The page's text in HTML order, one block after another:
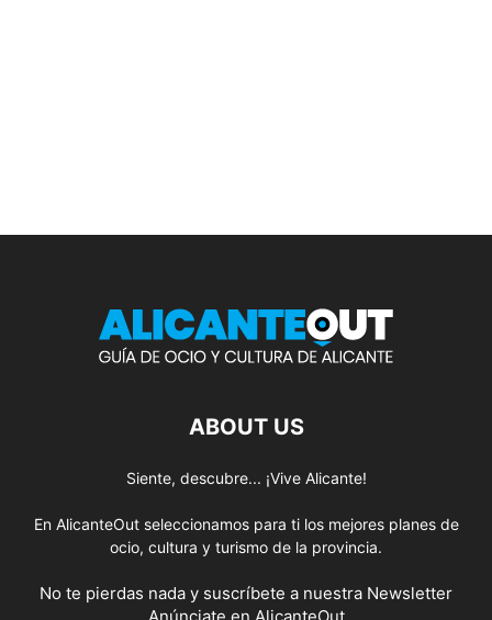
ABOUT US
Siente, descubre... ¡Vive Alicante!
En AlicanteOut seleccionamos para ti los mejores planes de
ocio, cultura y turismo de la provincia.
No te pierdas nada y suscríbete a nuestra Newsletter